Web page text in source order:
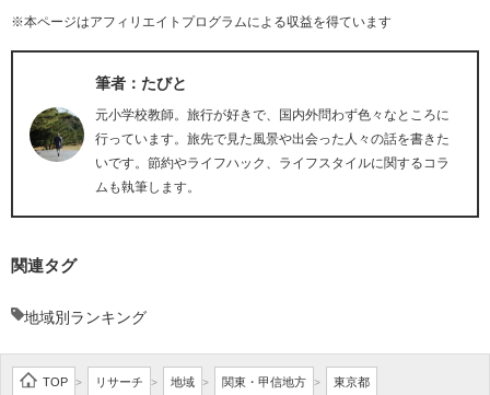
※本ページはアフィリエイトプログラムによる収益を得ています
筆者：たびと
元小学校教師。旅行が好きで、国内外問わず色々なところに
行っています。旅先で見た風景や出会った人々の話を書きた
いです。節約やライフハック、ライフスタイルに関するコラ
ムも執筆します。
関連タグ
地域別ランキング
TOP > リサーチ > 地域 > 関東・甲信地方 > 東京都